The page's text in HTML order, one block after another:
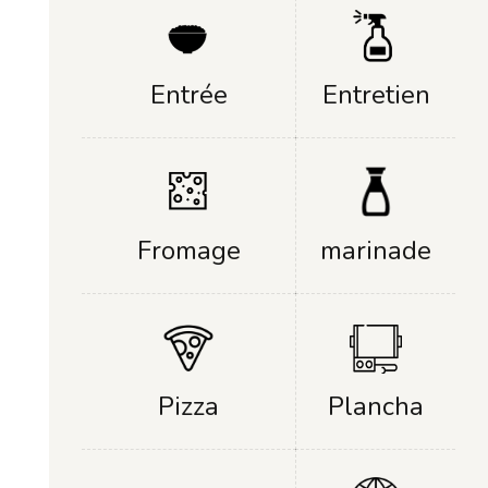
Entrée Entretien
Fromage marinade
Pizza Plancha